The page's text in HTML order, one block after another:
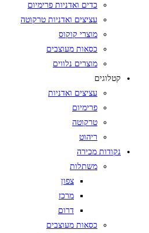
כדים ואדניות פרימיום
עציצים ואדניות טרקוטה
מוצרי קוקוס
כסאות מעוצבים
מוצרים נלווים
קטלוגים
עציצים ואדניות
פרימיום
טרקוטה
ריהוט
נקודות מכירה
משתלות
צפון
מרכז
דרום
כסאות מעוצבים